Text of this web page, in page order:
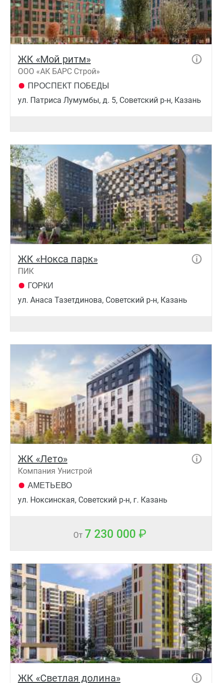
ЖК «Мой ритм»
ООО «АК БАРС Строй»
ПРОСПЕКТ ПОБЕДЫ
ул. Патриса Лумумбы, д. 5, Советский р-н, Казань
ЖК «Нокса парк»
ПИК
ГОРКИ
ул. Анаса Тазетдинова, Советский р-н, Казань
ЖК «Лето»
Компания Унистрой
АМЕТЬЕВО
ул. Ноксинская, Советский р-н, г. Казань
От 7 230 000
ЖК «Светлая долина»